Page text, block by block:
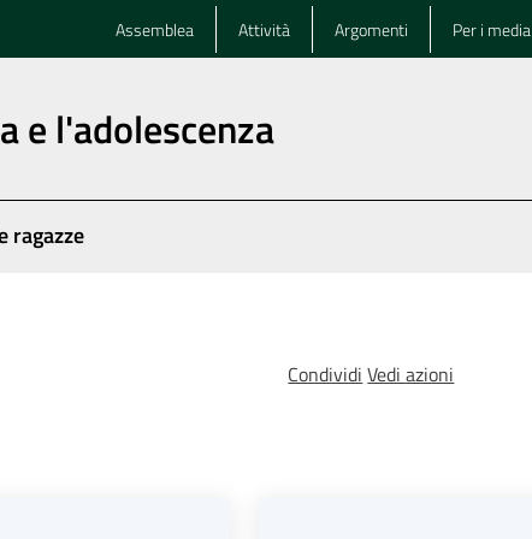
Assemblea Attività Argomenti Per i media
e l'adolescenza
ragazze
Condividi Vedi azioni